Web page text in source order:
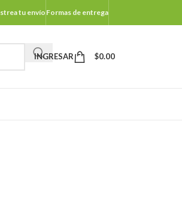
tu envíoFormas de entrega
INGRESAR $0.00